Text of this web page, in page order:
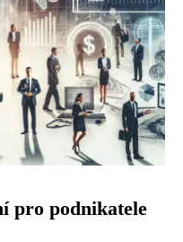
pro podnikatele